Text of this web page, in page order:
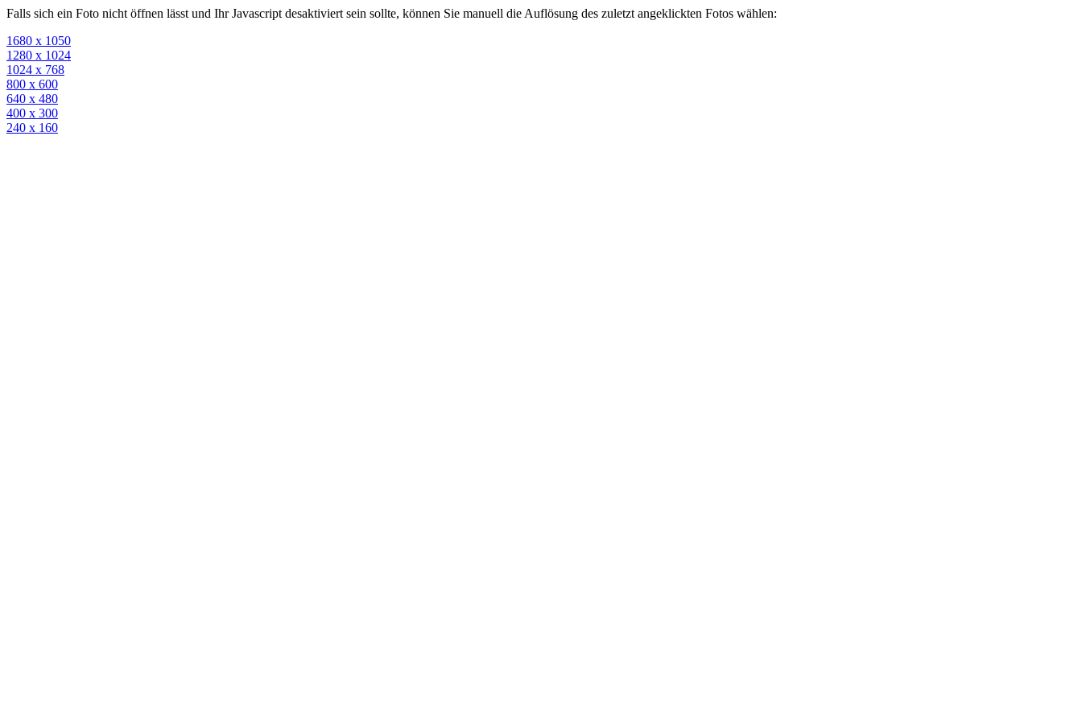
Falls sich ein Foto nicht öffnen lässt und Ihr Javascript desaktiviert sein sollte, können Sie manuell die Auflösung des zuletzt angeklickten Fotos wählen:
1680 x 1050
1280 x 1024
1024 x 768
800 x 600
640 x 480
400 x 300
240 x 160